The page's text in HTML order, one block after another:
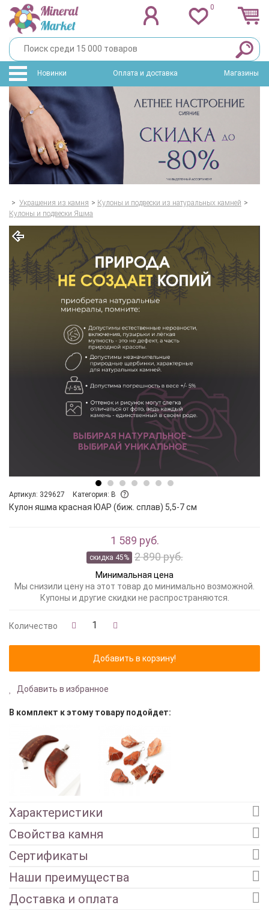
0
Новинки Оплата и доставка Магазины
> Украшения из камня > Кулоны и подвески из натуральных камней >
Кулоны и подвески Яшма
Артикул: 329627 Категория: B
Кулон яшма красная ЮАР (биж. сплав) 5,5-7 см
1 589 руб.
скидка 45% 2 890 руб.
Минимальная цена
Мы снизили цену на этот товар до минимально возможной.
Купоны и другие скидки не распространяются.
Количество
Добавить в избранное
В комплект к этому товару подойдет:
Характеристики
Свойства камня
Сертификаты
Наши преимущества
Доставка и оплата